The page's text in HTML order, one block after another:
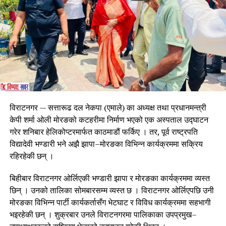
लागि आग्रहसमेत गरेको छ ।
विराटनगर — सत्तारूढ दल नेकपा (एमाले) का अध्यक्ष तथा प्रधानमन्त्री
केपी शर्मा ओली मोरङको कटहरीमा निर्माण भएको एक अस्पताल उद्घाटन
गरेर शनिबार हेलिकोप्टरमार्फत काठमाडौं फर्किए । तर, पूर्व राष्ट्रपति
विद्यादेवी भण्डारी भने अझै झापा–मोरङका विभिन्न कार्यक्रममा सक्रिय
रहिरहेकी छन् ।
बिहीबार विराटनगर ओर्लिएकी भण्डारी झापा र मोरङका कार्यक्रममा व्यस्त
छिन् । उनको तालिका सोमबारसम्म व्यस्त छ । विराटनगर ओर्लिएपछि उनी
मोरङका विभिन्न पार्टी कार्यकर्तासँग भेटघाट र विविध कार्यक्रममा सहभागी
भइरहेकी छन् । शुक्रबार उनले विराटनगरमा पालिकाका उपप्रमुख–